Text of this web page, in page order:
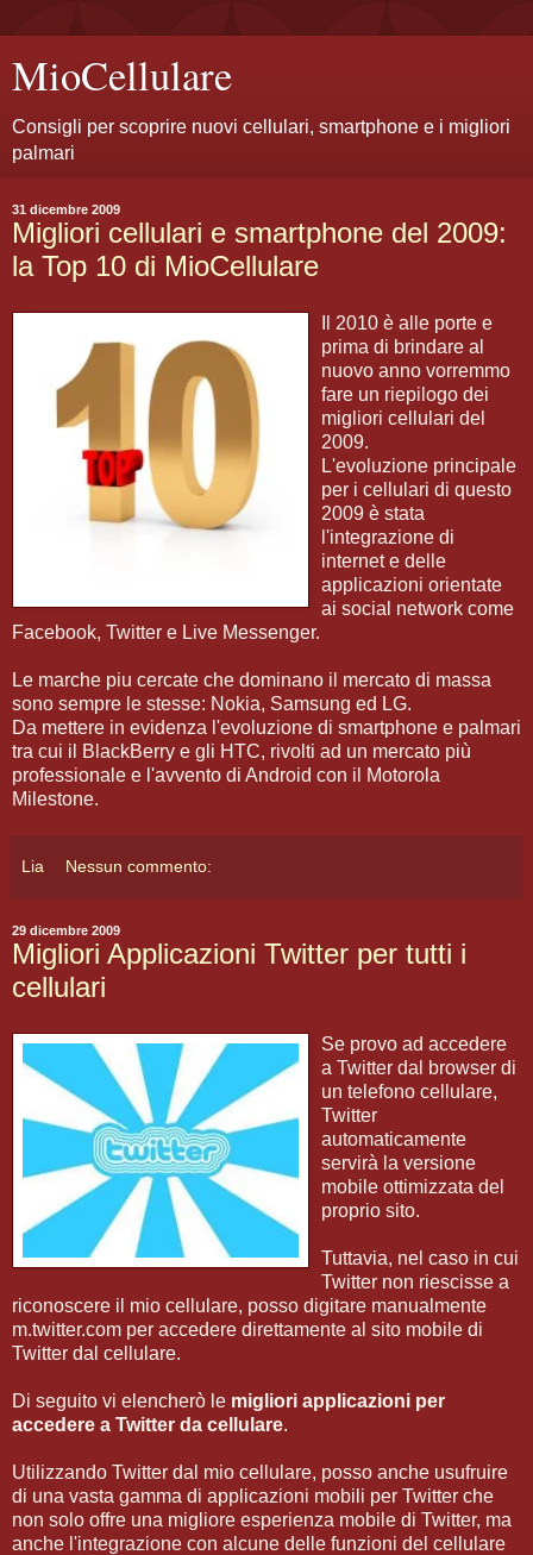
MioCellulare
Consigli per scoprire nuovi cellulari, smartphone e i migliori
palmari
31 dicembre 2009
Migliori cellulari e smartphone del 2009:
la Top 10 di MioCellulare
Il 2010 è alle porte e
prima di brindare al
nuovo anno vorremmo
fare un riepilogo dei
migliori cellulari del
2009.
L'evoluzione principale
per i cellulari di questo
2009 è stata
l'integrazione di
internet e delle
applicazioni orientate
ai social network come
Facebook, Twitter e Live Messenger.
Le marche piu cercate che dominano il mercato di massa
sono sempre le stesse: Nokia, Samsung ed LG.
Da mettere in evidenza l'evoluzione di smartphone e palmari
tra cui il BlackBerry e gli HTC, rivolti ad un mercato più
professionale e l'avvento di Android con il Motorola
Milestone.
Lia Nessun commento:
29 dicembre 2009
Migliori Applicazioni Twitter per tutti i
cellulari
Se provo ad accedere
a Twitter dal browser di
un telefono cellulare,
Twitter
automaticamente
servirà la versione
mobile ottimizzata del
proprio sito.
Tuttavia, nel caso in cui
Twitter non riescisse a
riconoscere il mio cellulare, posso digitare manualmente
m.twitter.com per accedere direttamente al sito mobile di
Twitter dal cellulare.
Di seguito vi elencherò le migliori applicazioni per
accedere a Twitter da cellulare.
Utilizzando Twitter dal mio cellulare, posso anche usufruire
di una vasta gamma di applicazioni mobili per Twitter che
non solo offre una migliore esperienza mobile di Twitter, ma
anche l'integrazione con alcune delle funzioni del cellulare